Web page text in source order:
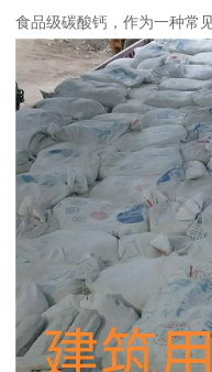
食品级碳酸钙，作为一种常